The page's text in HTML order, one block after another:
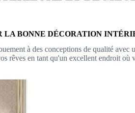
LA BONNE DÉCORATION
à des conceptions de qualité
rêves en tant qu'un excellent endroit